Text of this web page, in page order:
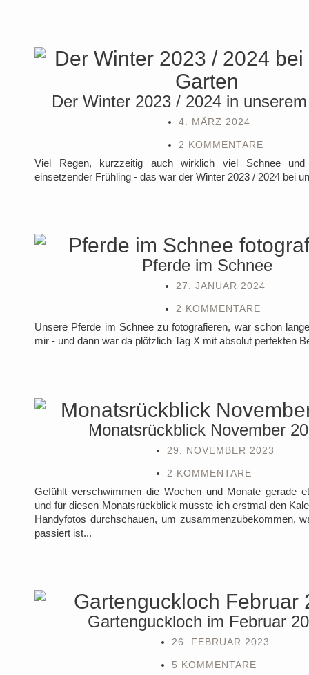
Der Winter 2023 / 2024 in
4. MÄRZ 2024
2 KOMMENTARE
Viel Regen, kurzzeitig auch wirklich viel Schnee
einsetzender Frühling - das war der Winter 2023 / 2024 bei
Pferde im Schnee
27. JANUAR 2024
2 KOMMENTARE
Unsere Pferde im Schnee zu fotografieren, war schon
mir - und dann war da plötzlich Tag X mit absolut perfekten
Monatsrückblick November
29. NOVEMBER 2023
2 KOMMENTARE
Gefühlt verschwimmen die Wochen und Monate gerade
und für diesen Monatsrückblick musste ich erstmal den
Handyfotos durchschauen, um zusammenzubekommen,
passiert ist...
Gartenguckloch im Februar
26. FEBRUAR 2023
5 KOMMENTARE